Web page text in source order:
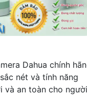
Dahua chính
nét và tính năng
và an toàn cho người